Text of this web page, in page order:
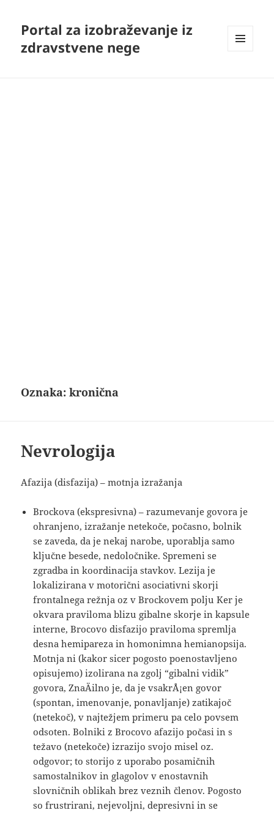
Portal za izobraževanje iz
zdravstvene nege
Oznaka:kronična
Nevrologija
Afazija (disfazija) – motnja izražanja
Brockova (ekspresivna) – razumevanje govora je
ohranjeno, izražanje netekoče, počasno, bolnik
se zaveda, da je nekaj narobe, uporablja samo
ključne besede, nedoločnike. Spremeni se
zgradba in koordinacija stavkov. Lezija je
lokalizirana v motorični asociativni skorji
frontalnega režnja oz v Brockovem polju Ker je
okvara praviloma blizu gibalne skorje in kapsule
interne, Brocovo disfazijo praviloma spremlja
desna hemipareza in homonimna hemianopsija.
Motnja ni (kakor sicer pogosto poenostavljeno
opisujemo) izolirana na zgolj “gibalni vidik”
govora, ZnaÄilno je, da je vsakrÅ¡en govor
(spontan, imenovanje, ponavljanje) zatikajoč
(netekoč), v najtežjem primeru pa celo povsem
odsoten. Bolniki z Brocovo afazijo počasi in s
težavo (netekoče) izrazijo svojo misel oz.
odgovor; to storijo z uporabo posamičnih
samostalnikov in glagolov v enostavnih
slovničnih oblikah brez veznih členov. Pogosto
so frustrirani, nejevoljni, depresivni in se